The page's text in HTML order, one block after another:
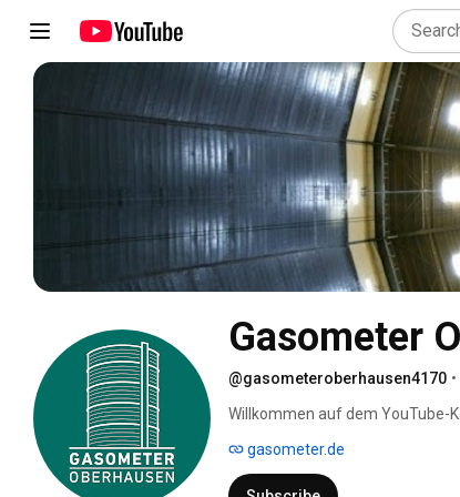
Gasometer
@gasometeroberhausen4170 •
Willkommen auf dem YouTube-
Expertinnen und Experten
Ausstellungsraum Europas.
gasometer.de